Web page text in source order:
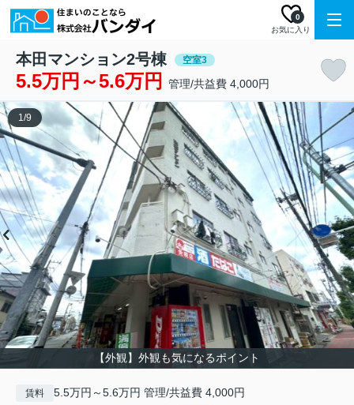
お気に入り
0
本田マンション2号棟 空室3
5.5万円～5.6万円 管理/共益費 4,000円
【外観】外観も気になるポイント
1/9
賃料 5.5万円～5.6万円 管理/共益費 4,000円